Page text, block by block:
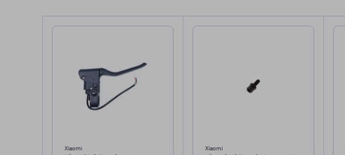
Xiaomi Xiaomi